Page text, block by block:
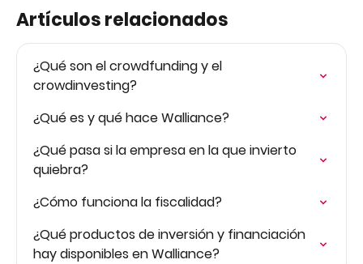
Artículos relacionados
¿Qué son el crowdfunding y el
crowdinvesting?
¿Qué es y qué hace Walliance?
¿Qué pasa si la empresa en la que invierto
quiebra?
¿Cómo funciona la fiscalidad?
¿Qué productos de inversión y financiación
hay disponibles en Walliance?